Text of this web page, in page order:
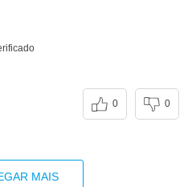
0 0
MAIS